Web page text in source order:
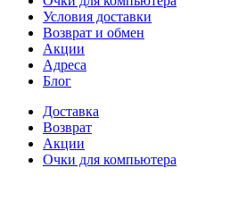
Условия доставки
Возврат и обмен
Акции
Адреса
Блог
Доставка
Возврат
Акции
Очки для компьютера